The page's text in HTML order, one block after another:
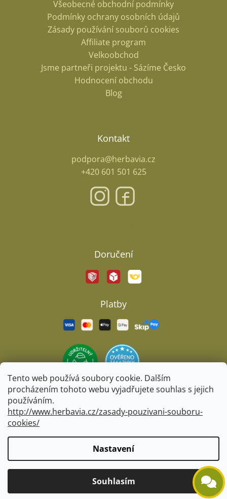
Tento web používá soubory cookie. Dalším
procházením tohoto webu vyjadřujete souhlas s jejich
používáním.
http://www.herbavia.cz/zasady-pouzivani-souboru-
cookies/
Nastavení
Souhlasím
Všeobecné obchodní podmínky
Podmínky ochrany osobních údajů
Zásady používání souborů cookies
Affiliate program
Velkoobchod
Jsme partneři projektu - Sázíme Česko
Hodnocení obchodu
Blog
Kontakt
podpora@herbavia.cz
+420 601 501 625
Doručení
Platby
. Všechna práva vyhrazena.
Upravit nastavení cookies